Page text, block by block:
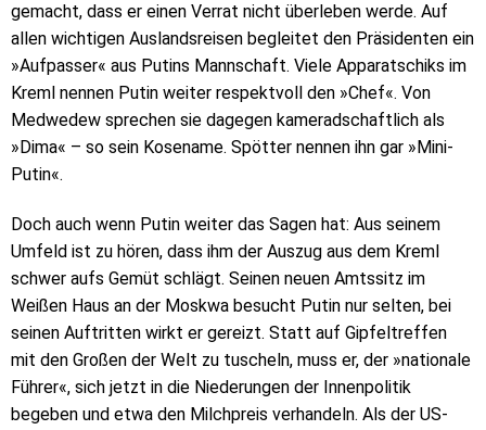
gemacht, dass er einen Verrat nicht überleben werde. Auf
allen wichtigen Auslandsreisen begleitet den Präsidenten ein
»Aufpasser« aus Putins Mannschaft. Viele Apparatschiks im
Kreml nennen Putin weiter respektvoll den »Chef«. Von
Medwedew sprechen sie dagegen kameradschaftlich als
»Dima« – so sein Kosename. Spötter nennen ihn gar »Mini-
Putin«.
Doch auch wenn Putin weiter das Sagen hat: Aus seinem
Umfeld ist zu hören, dass ihm der Auszug aus dem Kreml
schwer aufs Gemüt schlägt. Seinen neuen Amtssitz im
Weißen Haus an der Moskwa besucht Putin nur selten, bei
seinen Auftritten wirkt er gereizt. Statt auf Gipfeltreffen
mit den Großen der Welt zu tuscheln, muss er, der »nationale
Führer«, sich jetzt in die Niederungen der Innenpolitik
begeben und etwa den Milchpreis verhandeln. Als der US-